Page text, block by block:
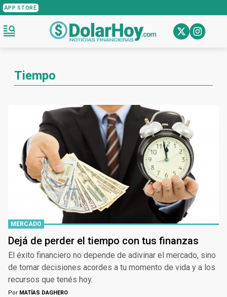
Tiempo
MERCADO
Dejá de perder el tiempo con tus finanzas
El éxito financiero no depende de adivinar el mercado, sino
de tomar decisiones acordes a tu momento de vida y a los
recursos que tenés hoy.
Por MATÍAS DAGHERO